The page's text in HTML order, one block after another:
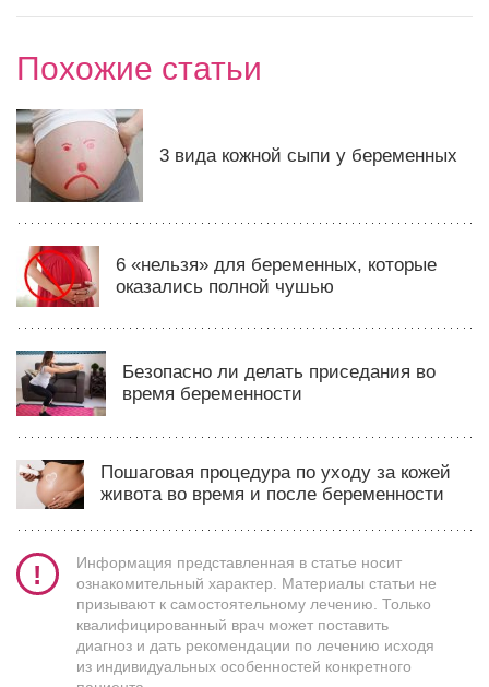
Похожие статьи
3 вида кожной сыпи у беременных
6 «нельзя» для беременных, которые
оказались полной чушью
Безопасно ли делать приседания во
время беременности
Пошаговая процедура по уходу за кожей
живота во время и после беременности
Информация представленная в статье носит
ознакомительный характер. Материалы статьи не
призывают к самостоятельному лечению. Только
квалифицированный врач может поставить
диагноз и дать рекомендации по лечению исходя
из индивидуальных особенностей конкретного